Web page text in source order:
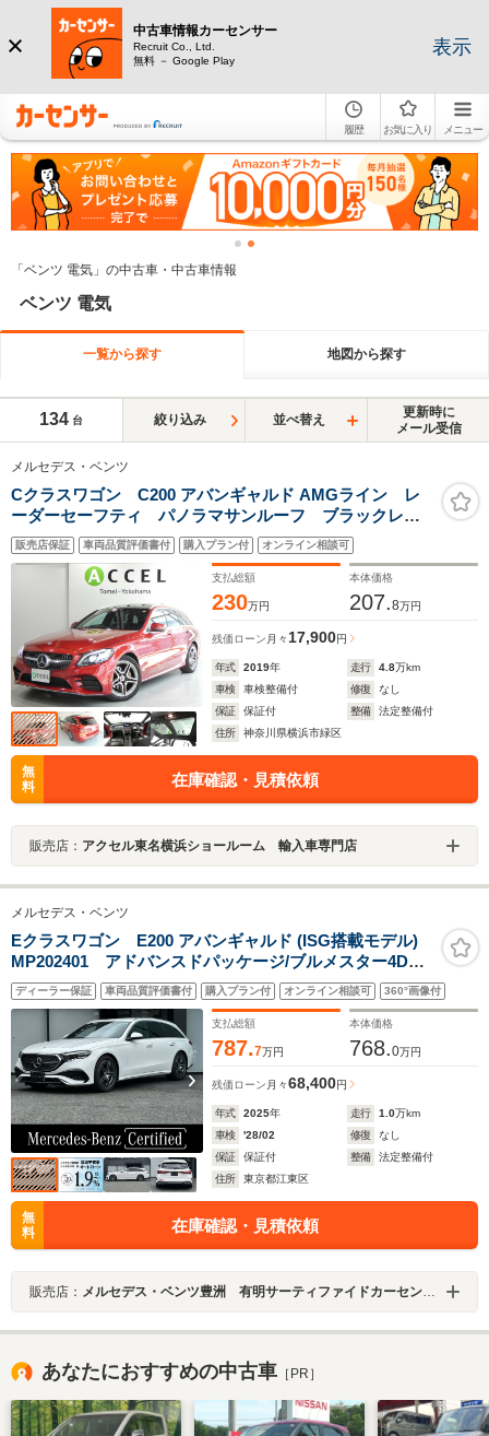
中古車情報カーセンサー
Recruit Co., Ltd.
無料 － Google Play
表示
履歴 お気に入り メニュー
「ベンツ 電気」の中古車・中古車情報
ベンツ 電気
一覧から探す 地図から探す
134 台 絞り込み 並べ替え
更新時に
メール受信
メルセデス・ベンツ
Cクラスワゴン C200 アバンギャルド AMGライン レ
ーダーセーフティ パノラマサンルーフ ブラックレザ
ーシート&シートヒーター 純正ナビTVカメラ AMGエ
アロ&18インチアルミ マルチビームLED キーレスゴ
ー ドラレコ 電動テールゲート 後期型
販売店保証 車両品質評価書付 購入プラン付 オンライン相談可
支払総額
230万円
本体価格
207.8万円
残価ローン 月々17,900円
年式 2019年 走行 4.8万km
車検
車検整備付 修復
なし
保証
保証付 整備
法定整備付
住所
神奈川県横浜市緑区
無
料
在庫確認・見積依頼
販売店： アクセル東名横浜ショールーム 輸入車専門店
メルセデス・ベンツ
Eクラスワゴン E200 アバンギャルド (ISG搭載モデル)
MP202401 アドバンスドパッケージ/ブルメスター4Dサ
ラウンドサウンド/熱反射・ノイズ軽減ガラス/ヘッドアッ
プディスプレイ/デジタルライト/19インチAMGアルミ/ス
ポーツシート/シートヒーター/
ディーラー保証 車両品質評価書付 購入プラン付 オンライン相談可 360°画像付
支払総額
787.7万円
本体価格
768.0万円
残価ローン 月々68,400円
年式 2025年 走行 1.0万km
車検
'28/02 修復
なし
保証
保証付 整備
法定整備付
住所
東京都江東区
無
料
在庫確認・見積依頼
販売店： メルセデス・ベンツ豊洲 有明サーティファイドカーセンター
あなたにおすすめの中古車 ［PR］